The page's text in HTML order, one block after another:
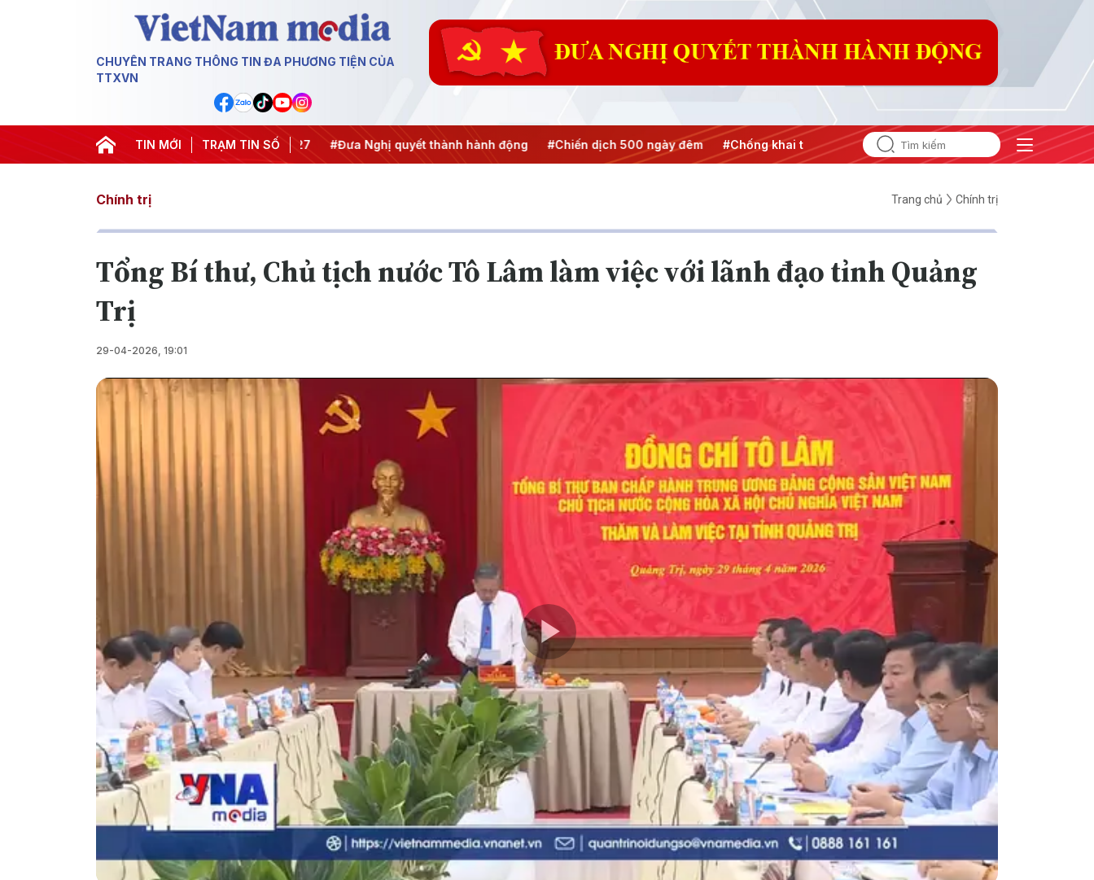
CHUYÊN TRANG THÔNG TIN ĐA PHƯƠNG TIỆN CỦA
TTXVN
TIN MỚI TRẠM TIN SỐ
#Hội nghị Trung ương 3 #APEC 2027 #Đưa Nghị quyết thành hành động #Chiến dịch 500 ngày đêm #Chống khai thác IUU #Căng thẳng Trung Đông #An ninh năng
Chính trị Trang chủ Chính trị
Tổng Bí thư, Chủ tịch nước Tô Lâm làm việc với lãnh đạo tỉnh Quảng
Trị
29-04-2026, 19:01
Play
Video